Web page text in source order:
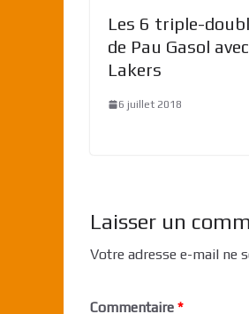
Les 6 triple-
de Pau Gasol
Lakers
6 juillet 2018
Laisser un
Votre adresse e-mail ne
Commentaire *